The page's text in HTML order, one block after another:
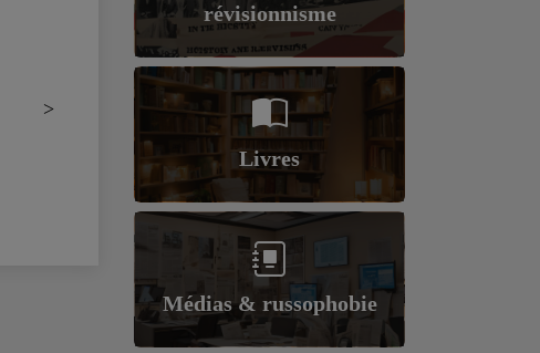
>
révisionnisme
Livres
Médias & russophobie